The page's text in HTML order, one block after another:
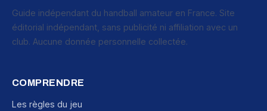
Guide indépendant du handball amateur en France. Site
éditorial indépendant, sans publicité ni affiliation avec un
club. Aucune donnée personnelle collectée.
COMPRENDRE
Les règles du jeu